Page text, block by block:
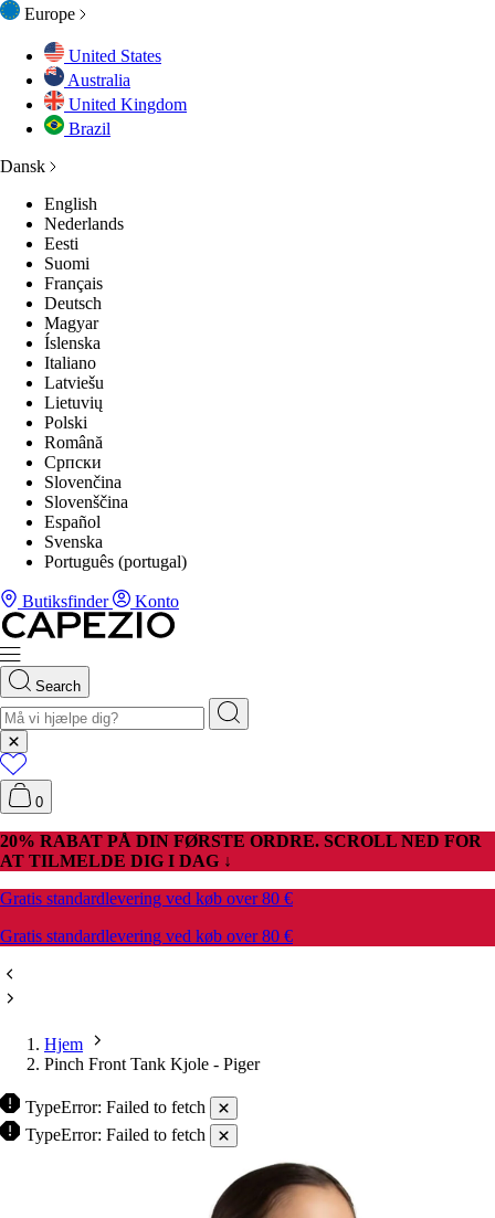
Europe
United States
Australia
United Kingdom
Brazil
Dansk
English
Nederlands
Eesti
Suomi
Français
Deutsch
Magyar
Íslenska
Italiano
Latviešu
Lietuvių
Polski
Română
Српски
Slovenčina
Slovenščina
Español
Svenska
Português (portugal)
Butiksfinder Konto
ALT
ALT
ALT
Search
0
20% RABAT PÅ DIN FØRSTE ORDRE. SCROLL NED FOR
AT TILMELDE DIG I DAG ↓
Gratis standardlevering ved køb over 80 €
Gratis standardlevering ved køb over 80 €
Hjem
Pinch Front Tank Kjole - Piger
TypeError: Failed to fetch
TypeError: Failed to fetch